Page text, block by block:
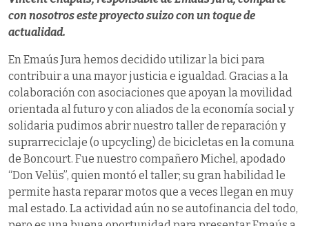
con nosotros este proyecto suizo con un toque de
actualidad.
En Emaús Jura hemos decidido utilizar la bici para
contribuir a una mayor justicia e igualdad. Gracias a la
colaboración con asociaciones que apoyan la movilidad
orientada al futuro y con aliados de la economía social y
solidaria pudimos abrir nuestro taller de reparación y
suprarreciclaje (o upcycling) de bicicletas en la comuna
de Boncourt. Fue nuestro compañero Michel, apodado
“Don Velüs”, quien montó el taller; su gran habilidad le
permite hasta reparar motos que a veces llegan en muy
mal estado. La actividad aún no se autofinancia del todo,